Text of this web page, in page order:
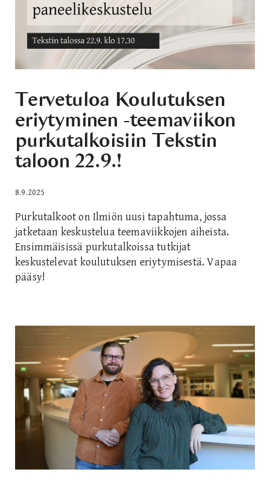
Tervetuloa Koulutuksen
eriytyminen -teemaviikon
purkutalkoisiin Tekstin
taloon 22.9.!
8.9.2025
Purkutalkoot on Ilmiön uusi tapahtuma, jossa
jatketaan keskustelua teemaviikkojen aiheista.
Ensimmäisissä purkutalkoissa tutkijat
keskustelevat koulutuksen eriytymisestä. Vapaa
pääsy!